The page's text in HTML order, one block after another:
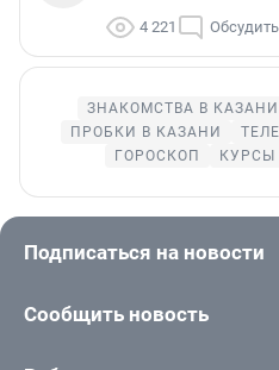
4 221 Обсудить
ЗНАКОМСТВА В КАЗАНИ
ПРОБКИ В КАЗАНИ
ГОРОСКОП
КУРСЫ
Подписаться на новости
Сообщить новость